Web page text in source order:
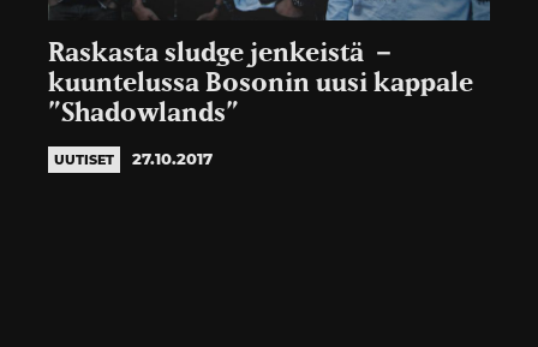
Raskasta sludge jenkeistä －
kuuntelussa Bosonin uusi kappale
”Shadowlands”
UUTISET 27.10.2017